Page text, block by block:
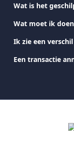
Wat is het
Een transactie